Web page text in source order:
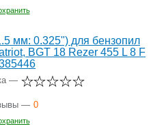
мм: 0.325") для бензопил
BGT 18 Rezer 455 L 8 F
—
— 0